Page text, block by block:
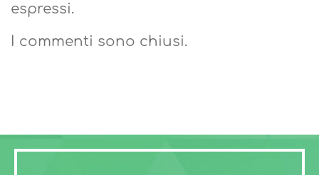
espressi.
I commenti sono chiusi.